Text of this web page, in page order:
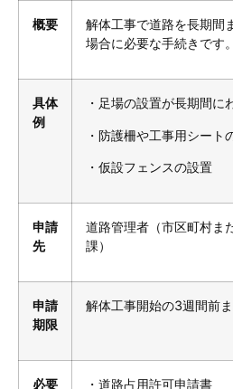
概要
解体工事で道路を長期間
場合に必要な手続きです。
具体
例
・足場の設置が長期間に
・防護柵や工事用シート
・仮設フェンスの設置
申請
先
道路管理者（市区町村ま
課）
申請
期限
解体工事開始の3週間前
必要
・道路占用許可申請書